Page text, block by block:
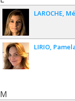
LAROCHE
LIRIO
M